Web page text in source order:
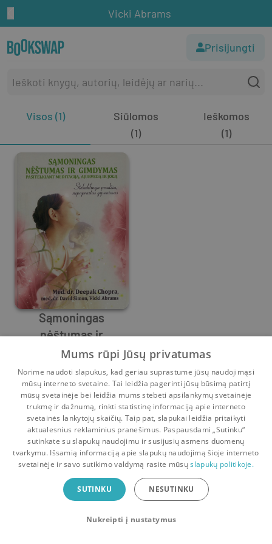
Vicki Abrams
Prisijungti
Visos (1)
Siūlomos
(1)
Ieškomos
(1)
Sąmoningas
nėštumas ir
gimdymas
David Simon,Vicki Abrams ,Deepak Chopra
3 7
Pradinis Krepšelis Pokalbiai Pranešimai Paskyra
Bookswap programėlė
Mainykis knygomis dar patogiau!
Uždaryti
Mums rūpi Jūsų privatumas
Norime naudoti slapukus, kad geriau suprastume jūsų naudojimąsi
mūsų interneto svetaine. Tai leidžia pagerinti jūsų būsimą patirtį
mūsų svetainėje bei leidžia mums stebėti apsilankymų svetainėje
trukmę ir dažnumą, rinkti statistinę informaciją apie interneto
svetainės lankytojų skaičių. Taip pat, slapukai leidžia pritaikyti
aktualesnius reklaminius pranešimus. Paspausdami „Sutinku“
sutinkate su slapukų naudojimu ir susijusių asmens duomenų
tvarkymu. Išsamią informaciją apie slapukų naudojimą šioje interneto
svetainėje ir savo sutikimo valdymą rasite mūsųslapukų politikoje.
SUTINKU NESUTINKU
Nukreipti į nustatymus